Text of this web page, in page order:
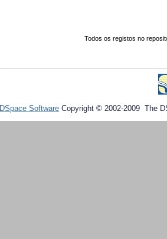
Todos os registos no
DSpace Software Copyright © 2002-2009 The